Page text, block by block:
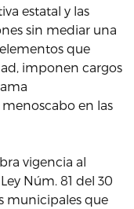
estatal y las
sin mediar una
que
imponen cargos
en las
vigencia al
Núm. 81 del 30
municipales que